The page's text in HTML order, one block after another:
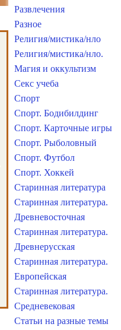
Развлечения
Разное
Религия/мистика/нло
Религия/мистика/нло.
Магия и оккультизм
Секс учеба
Спорт
Спорт. Бодибилдинг
Спорт. Карточные игры
Спорт. Рыболовный
Спорт. Футбол
Спорт. Хоккей
Старинная литература
Старинная литература.
Древневосточная
Старинная литература.
Древнерусская
Старинная литература.
Европейская
Старинная литература.
Средневековая
Статьи на разные темы